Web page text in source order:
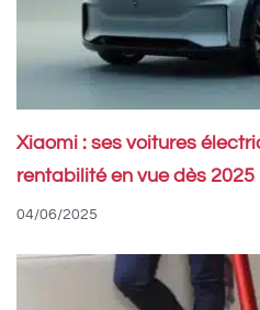
Xiaomi : ses voitures
rentabilité en vue dès 2025
04/06/2025